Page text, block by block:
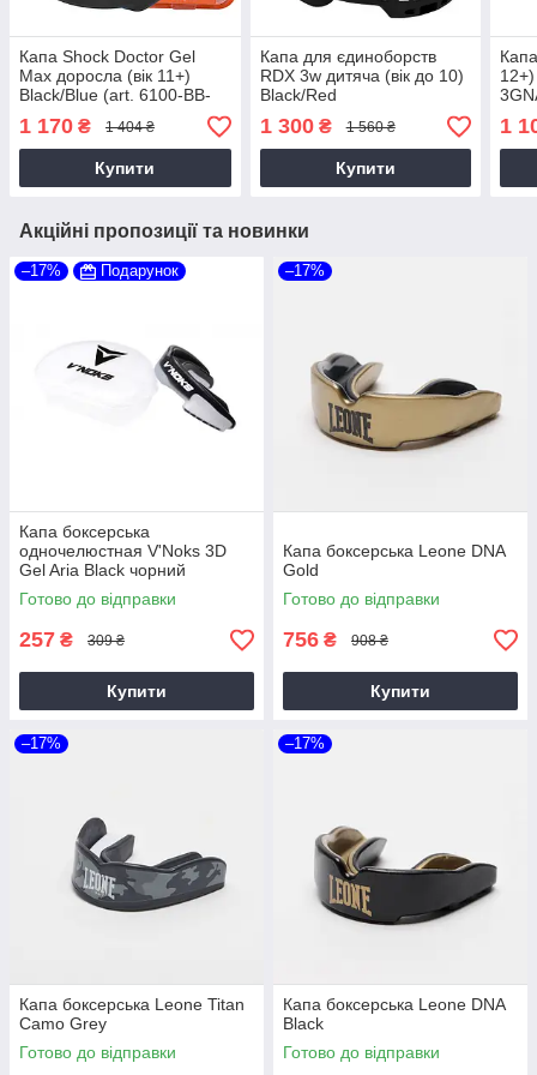
Капа Shock Doctor Gel
Max доросла (вік 11+)
Black/Blue (art. 6100-BB-
AD)
1 170 ₴ 1 404 ₴
Купити
Капа для єдиноборств
RDX 3w дитяча (вік до 10)
Black/Red
1 300₴ 1 560 ₴
Купити
1
Акційні пропозиції та новинки
–17% Подарунок
Капа боксерська
одночелюстная V'Noks 3D
Gel Aria Black чорний
Готово до відправки
257 ₴ 309 ₴
Купити
–17%
Капа боксерська Leone DNA
Gold
Готово до відправки
756 ₴ 908 ₴
Купити
–17%
Капа боксерська Leone Titan
Camo Grey
Готово до відправки
–17%
Капа боксерська Leone DNA
Black
Готово до відправки